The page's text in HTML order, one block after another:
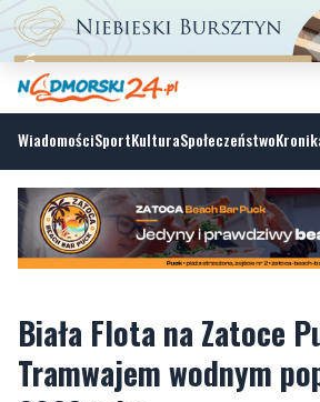
WiadomościSportKulturaSpołeczeństwo
Biała Flota na Zatoce
2026 roku
środa, 23 października 2024, 06:00